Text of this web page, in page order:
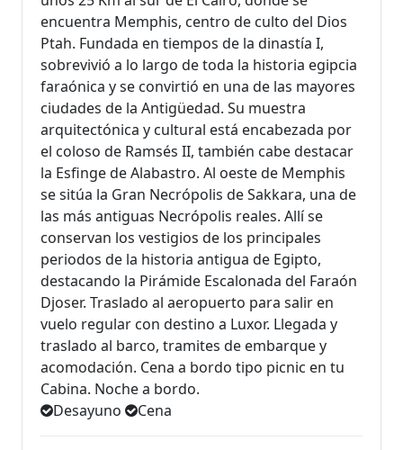
encuentra Memphis, centro de culto del Dios
Ptah. Fundada en tiempos de la dinastía I,
sobrevivió a lo largo de toda la historia egipcia
faraónica y se convirtió en una de las mayores
ciudades de la Antigüedad. Su muestra
arquitectónica y cultural está encabezada por
el coloso de Ramsés II, también cabe destacar
la Esfinge de Alabastro. Al oeste de Memphis
se sitúa la Gran Necrópolis de Sakkara, una de
las más antiguas Necrópolis reales. Allí se
conservan los vestigios de los principales
periodos de la historia antigua de Egipto,
destacando la Pirámide Escalonada del Faraón
Djoser. Traslado al aeropuerto para salir en
vuelo regular con destino a Luxor. Llegada y
traslado al barco, tramites de embarque y
acomodación. Cena a bordo tipo picnic en tu
Cabina. Noche a bordo.
Desayuno
Cena